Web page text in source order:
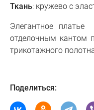
Ткань: кружево с
Элегантное платье
отделочным кантом
трикотажного
Поделиться: